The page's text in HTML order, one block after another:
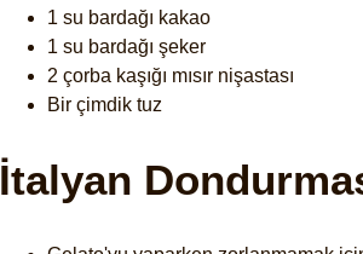
1 su bardağı kakao
1 su bardağı şeker
2 çorba kaşığı mısır nişastası
Bir çimdik tuz
İtalyan